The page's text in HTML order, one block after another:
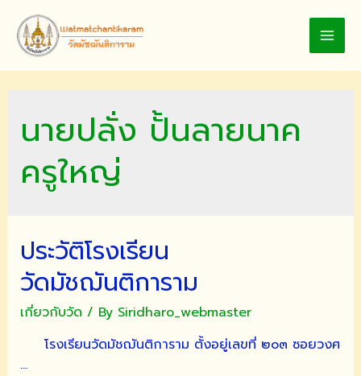
content
นายปลั่ง ปั้นลายนาค
ครูใหญ่
ประวัติโรงเรียน
วัดมัชฌันติการาม
เกี่ยวกับวัด / By Siridharo_webmaster
โรงเรียนวัดมัชฌันติการาม ตั้งอยู่เลขที่ ๒๐๓ ซอยวงศ
…